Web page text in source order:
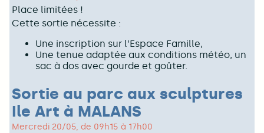
Place limitées !
Cette sortie nécessite :
Une inscription sur l’Espace Famille,
Une tenue adaptée aux conditions météo, un
sac à dos avec gourde et goûter.
Sortie au parc aux sculptures
Ile Art à MALANS
Mercredi 20/05, de 09h15 à 17h00